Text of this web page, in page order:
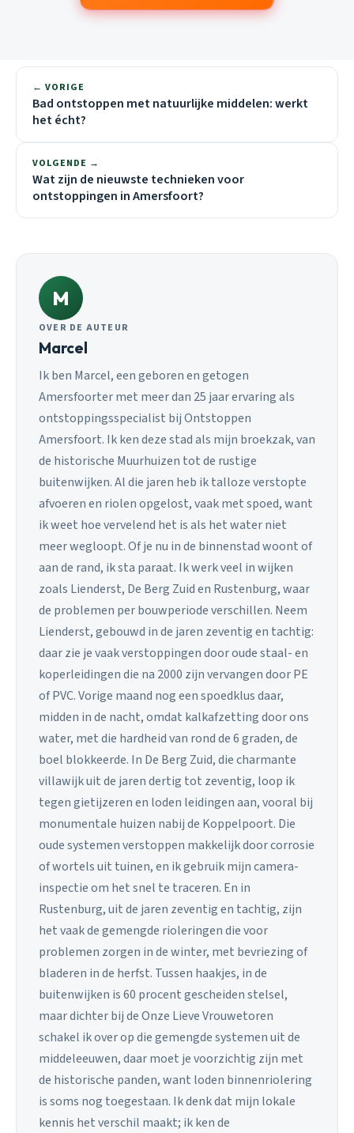
← VORIGE
Bad ontstoppen met natuurlijke middelen: werkt
het écht?
VOLGENDE →
Wat zijn de nieuwste technieken voor
ontstoppingen in Amersfoort?
M
OVER DE AUTEUR
Marcel
Ik ben Marcel, een geboren en getogen
Amersfoorter met meer dan 25 jaar ervaring als
ontstoppingsspecialist bij Ontstoppen
Amersfoort. Ik ken deze stad als mijn broekzak, van
de historische Muurhuizen tot de rustige
buitenwijken. Al die jaren heb ik talloze verstopte
afvoeren en riolen opgelost, vaak met spoed, want
ik weet hoe vervelend het is als het water niet
meer wegloopt. Of je nu in de binnenstad woont of
aan de rand, ik sta paraat. Ik werk veel in wijken
zoals Lienderst, De Berg Zuid en Rustenburg, waar
de problemen per bouwperiode verschillen. Neem
Lienderst, gebouwd in de jaren zeventig en tachtig:
daar zie je vaak verstoppingen door oude staal- en
koperleidingen die na 2000 zijn vervangen door PE
of PVC. Vorige maand nog een spoedklus daar,
midden in de nacht, omdat kalkafzetting door ons
water, met die hardheid van rond de 6 graden, de
boel blokkeerde. In De Berg Zuid, die charmante
villawijk uit de jaren dertig tot zeventig, loop ik
tegen gietijzeren en loden leidingen aan, vooral bij
monumentale huizen nabij de Koppelpoort. Die
oude systemen verstoppen makkelijk door corrosie
of wortels uit tuinen, en ik gebruik mijn camera-
inspectie om het snel te traceren. En in
Rustenburg, uit de jaren zeventig en tachtig, zijn
het vaak de gemengde rioleringen die voor
problemen zorgen in de winter, met bevriezing of
bladeren in de herfst. Tussen haakjes, in de
buitenwijken is 60 procent gescheiden stelsel,
maar dichter bij de Onze Lieve Vrouwetoren
schakel ik over op die gemengde systemen uit de
middeleeuwen, daar moet je voorzichtig zijn met
de historische panden, want loden binnenriolering
is soms nog toegestaan. Ik denk dat mijn lokale
kennis het verschil maakt; ik ken de